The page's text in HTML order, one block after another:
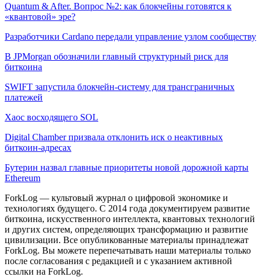
Quantum & After. Вопрос №2: как блокчейны готовятся к
«квантовой» эре?
Разработчики Cardano передали управление узлом сообществу
В JPMorgan обозначили главный структурный риск для
биткоина
SWIFT запустила блокчейн-систему для трансграничных
платежей
Хаос восходящего SOL
Digital Chamber призвала отклонить иск о неактивных
биткоин-адресах
Бутерин назвал главные приоритеты новой дорожной карты
Ethereum
ForkLog — культовый журнал о цифровой экономике и
технологиях будущего. С 2014 года документируем развитие
биткоина, искусственного интеллекта, квантовых технологий
и других систем, определяющих трансформацию и развитие
цивилизации. Все опубликованные материалы принадлежат
ForkLog. Вы можете перепечатывать наши материалы только
после согласования с редакцией и с указанием активной
ссылки на ForkLog.